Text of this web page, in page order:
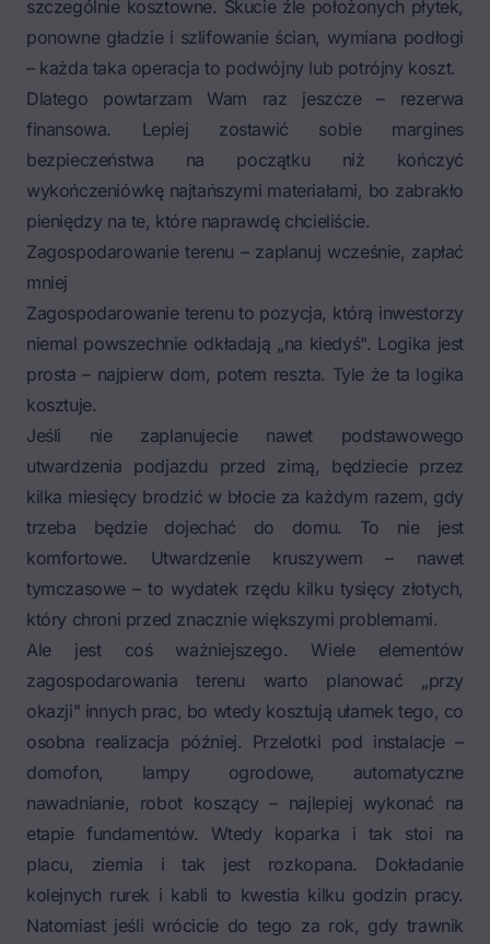
szczególnie kosztowne. Skucie źle położonych płytek,
ponowne gładzie i szlifowanie ścian, wymiana podłogi
– każda taka operacja to podwójny lub potrójny koszt.
Dlatego powtarzam Wam raz jeszcze – rezerwa
finansowa. Lepiej zostawić sobie margines
bezpieczeństwa na początku niż kończyć
wykończeniówkę najtańszymi materiałami, bo zabrakło
pieniędzy na te, które naprawdę chcieliście.
Zagospodarowanie terenu – zaplanuj wcześnie, zapłać
mniej
Zagospodarowanie terenu to pozycja, którą inwestorzy
niemal powszechnie odkładają „na kiedyś". Logika jest
prosta – najpierw dom, potem reszta. Tyle że ta logika
kosztuje.
Jeśli nie zaplanujecie nawet podstawowego
utwardzenia podjazdu przed zimą, będziecie przez
kilka miesięcy brodzić w błocie za każdym razem, gdy
trzeba będzie dojechać do domu. To nie jest
komfortowe. Utwardzenie kruszywem – nawet
tymczasowe – to wydatek rzędu kilku tysięcy złotych,
który chroni przed znacznie większymi problemami.
Ale jest coś ważniejszego. Wiele elementów
zagospodarowania terenu warto planować „przy
okazji" innych prac, bo wtedy kosztują ułamek tego, co
osobna realizacja później. Przelotki pod instalacje –
domofon, lampy ogrodowe, automatyczne
nawadnianie, robot koszący – najlepiej wykonać na
etapie fundamentów. Wtedy koparka i tak stoi na
placu, ziemia i tak jest rozkopana. Dokładanie
kolejnych rurek i kabli to kwestia kilku godzin pracy.
Natomiast jeśli wrócicie do tego za rok, gdy trawnik